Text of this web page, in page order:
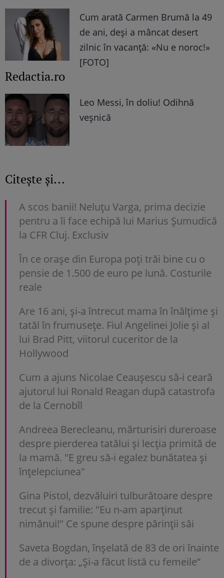
Cum arată Carmen Brumă la 49
de ani, deși a mâncat desert
zilnic în vacanță: «Nu e noroc!»
[FOTO]
Redactia.ro
Leo Messi, în doliu! Odihnă
veșnică
Citește și...
A scos banii! Neluțu Varga, prima decizie
pentru a îi face echipă lui Marius Șumudică
la CFR Cluj. Exclusiv
În ce orașe din Europa poți trăi bine cu o
pensie de 1.500 de euro pe lună. Costurile
reale
Are 16 ani, și-a întrecut mama în înălțime și
tatăl în frumusețe. Fiul Angelinei Jolie și al
lui Brad Pitt, viitorul cuceritor de la
Hollywood
Cum a ajuns Nicolae Ceaușescu să-i ceară
ajutorul lui Ronald Reagan după catastrofa
de la Cernobîl
Andreea Berecleanu, mărturisiri dureroase
despre pierderea tatălui și lecția primită de
la mamă. "E greu să-i egalez bunătatea și
înțelepciunea"
Gina Pistol, dezvăluiri tulburătoare despre
trecut și familie: "Eu n-am aparținut
nimănui!" Ce spune despre părinții săi
Saveta Bogdan, înșelată de 83 de ori înainte
de a divorța: „Și-a făcut listă cu femeile”